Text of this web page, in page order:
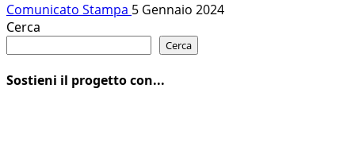
Comunicato Stampa 5 Gennaio 2024
Cerca
Cerca
Sostieni il progetto con...